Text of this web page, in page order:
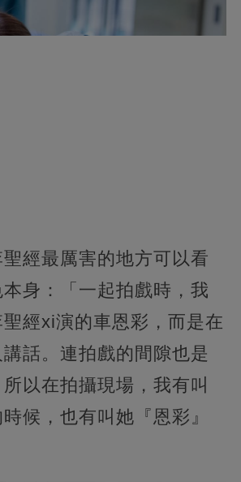
經最厲害的地方可以看
身：「一起拍戲時，我
經xi演的車恩彩，而是在
話。連拍戲的間隙也是
以在拍攝現場，我有叫
候，也有叫她『恩彩』